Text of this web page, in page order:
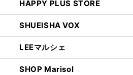
HAPPY PLUS STORE
SHUEISHA VOX
LEEマルシェ
SHOP Marisol